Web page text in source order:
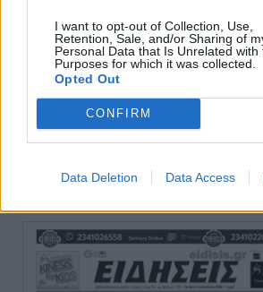
I want to opt-out of Collection, Use,
Retention, Sale, and/or Sharing of
Personal Data that Is Unrelated with
Purposes for which it was collected.
Opted Out
CONFIRM
Data Deletion Data Access
Πρωινή 5-8-2026